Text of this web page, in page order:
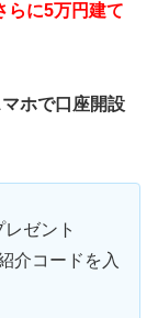
らに5万円建て
ホで口座開設
ゼント
介コードを入